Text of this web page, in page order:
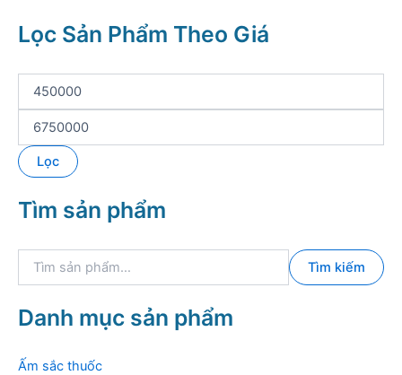
Lọc Sản Phẩm Theo Giá
ố
i
h
á
t
i
Lọc
Tìm sản phẩm
k
i
m
Tìm kiếm
Danh mục sản phẩm
Ấm sắc thuốc